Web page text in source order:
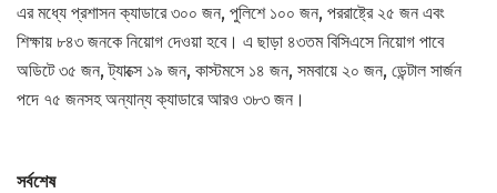
এর মধ্যে প্রশাসন ক্যাডারে ৩০০ জন, পুলিশে ১০০ জন, পররাষ্ট্রে ২৫ জন এবং
শিক্ষায় ৮৪৩ জনকে নিয়োগ দেওয়া হবে। এ ছাড়া ৪৩তম বিসিএসে নিয়োগ পাবে
অডিটে ৩৫ জন, ট্যাক্সে ১৯ জন, কাস্টমসে ১৪ জন, সমবায়ে ২০ জন, ডেন্টাল সার্জন
পদে ৭৫ জনসহ অন্যান্য ক্যাডারে আরও ৩৮৩ জন।
সর্বশেষ